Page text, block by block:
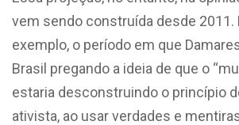
vem sendo construída desde 2011.
exemplo, o período em que
Brasil pregando a ideia de que o
estaria desconstruindo o princípio
ativista, ao usar verdades e